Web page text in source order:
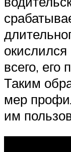
окислился
всего, его
Таким
мер
им